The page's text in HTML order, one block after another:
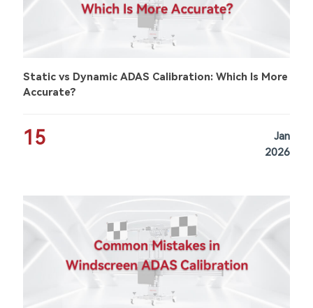
Static vs Dynamic ADAS Calibration: Which Is More
Accurate?
15
Jan
2026